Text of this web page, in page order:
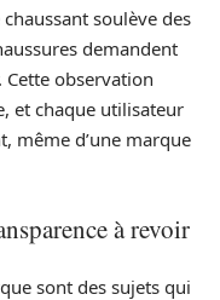
soulève des
demandent
Cette observation
et chaque utilisateur
même d’une marque
à revoir
sont des sujets qui